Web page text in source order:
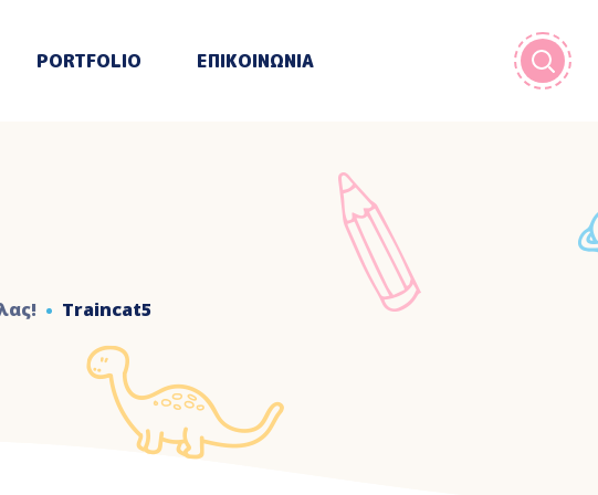
PORTFOLIO ΕΠΙΚΟΙΝΩΝΙΑ
Traincat5